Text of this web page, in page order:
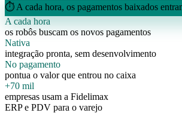
⏱ A cada hora, os pagamentos baixados
A cada hora
os robôs buscam os novos pagamentos
Nativa
integração pronta, sem desenvolvimento
No pagamento
pontua o valor que entrou no caixa
+70 mil
empresas usam a Fidelimax
ERP e PDV para o varejo